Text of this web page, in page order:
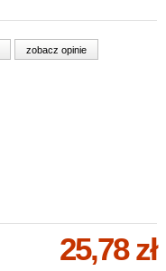
zobacz opinie
25,78 zł